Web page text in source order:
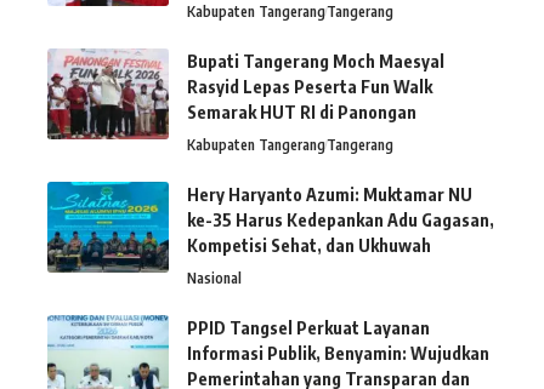
Kabupaten TangerangTangerang
Bupati Tangerang Moch Maesyal
Rasyid Lepas Peserta Fun Walk
Semarak HUT RI di Panongan
Kabupaten TangerangTangerang
Hery Haryanto Azumi: Muktamar NU
ke-35 Harus Kedepankan Adu Gagasan,
Kompetisi Sehat, dan Ukhuwah
Nasional
PPID Tangsel Perkuat Layanan
Informasi Publik, Benyamin: Wujudkan
Pemerintahan yang Transparan dan